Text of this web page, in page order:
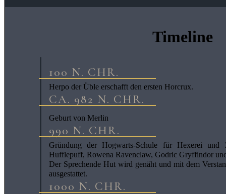
Timeline
100 N. CHR.
Herpo der Üble erschafft den ersten Horcrux.
CA. 982 N. CHR.
Geburt von Merlin
990 N. CHR.
Gründung der Hogwarts-Schule für Hexerei und
Hufflepuff, Rowena Ravenclaw, Godric Gryffindor
Der Sprechende Hut wird genäht und mit dem
ausgestattet.
1000 N. CHR.